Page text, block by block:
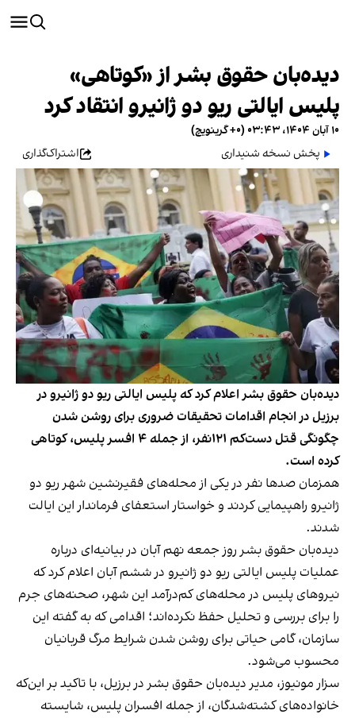
دیده‌بان حقوق بشر از «کوتاهی»‌
پلیس ایالتی ریو دو ژانیرو انتقاد کرد
۱۰ آبان ۱۴۰۴، ۰۳:۴۳ (‎+۰ گرینویچ)
پخش نسخه شنیداری
اشتراک‌گذاری
دیده‌بان حقوق بشر اعلام کرد که پلیس ایالتی ریو دو ژانیرو در
برزیل در انجام اقدامات تحقیقات ضروری برای روشن شدن
چگونگی قتل دست‌کم ۱۲۱نفر، از جمله ۴ افسر پلیس، کوتاهی
کرده است.
همزمان صدها نفر در یکی از محله‌های فقیرنشین شهر ریو دو
ژانیرو راهپیمایی کردند و خواستار استعفای فرماندار این ایالت
شدند.
دیده‌بان حقوق بشر روز جمعه نهم آبان در بیانیه‌ای درباره
عملیات پلیس ایالتی ریو دو ژانیرو در ششم آبان اعلام کرد که
نیروهای پلیس در محله‌های کم‌درآمد این شهر، صحنه‌های جرم
را برای بررسی و تحلیل حفظ نکرده‌اند؛ اقدامی که به گفته این
سازمان، گامی حیاتی برای روشن شدن شرایط مرگ قربانیان
محسوب می‌شود.
سزار مونیوز، مدیر دیده‌بان حقوق بشر در برزیل، با تاکید بر این‌که
خانواده‌های کشته‌شدگان، از جمله افسران پلیس، شایسته